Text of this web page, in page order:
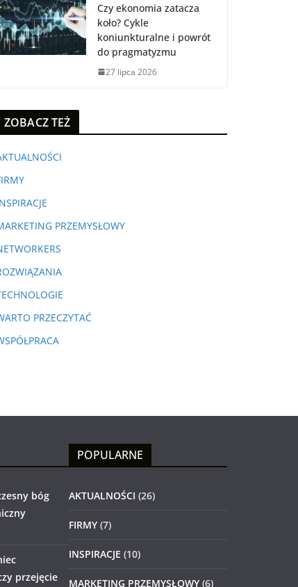
Czy ekonomia zatacza
koło? Cykle
koniunkturalne i powrót
do pragmatyzmu
27 lipca 2026
ZOBACZ TEŻ
PRZEMYSŁOWY
PRZECZYTAĆ
bóg
przejęcie
POPULARNE
AKTUALNOŚCI (26)
FIRMY (7)
INSPIRACJE (10)
MARKETING PRZEMYSŁOWY (6)